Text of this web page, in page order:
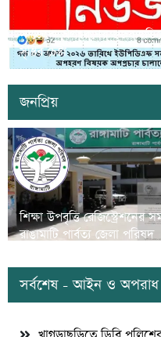
সাজেকে অপহরণের গুজব ছড়িয়ে
সৃষ্টির চেষ্টা
জনপ্রিয়
শিক্ষা উপবৃত্তি রেজিস্ট্রেশনের
রাঙামাটি পার্বত্য জেলা পরিষদ
সর্বশেষ - আইন ও অপরাধ